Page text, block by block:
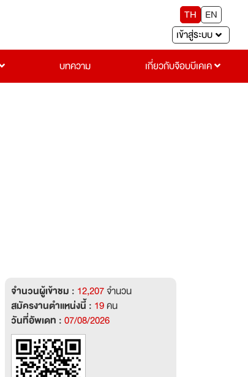
TH
EN
เข้าสู่ระบบ
บทความ เกี่ยวกับจ๊อบบีเคเค
จำนวนผู้เข้าชม : 12,207จำนวน
สมัครงานตำแหน่งนี้ : 19คน
วันที่อัพเดท :07/08/2026